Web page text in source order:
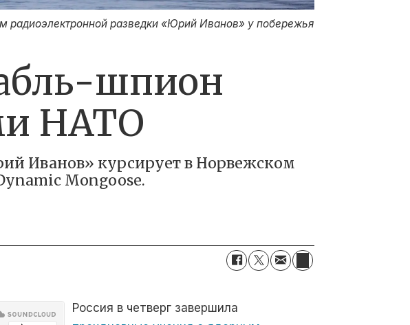
радиоэлектронной разведки «Юрий Иванов» у побережья
шпион
НАТО
Иванов» курсирует в Норвежском
Mongoose.
Россия в четверг завершила